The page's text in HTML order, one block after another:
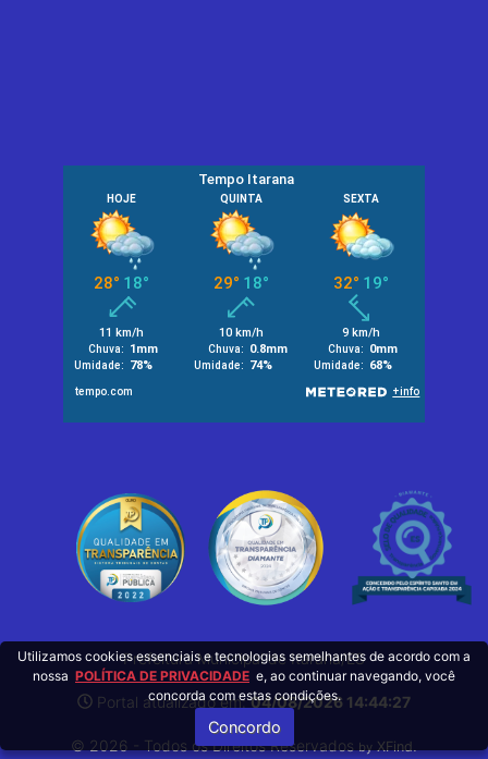
Prefeitura Municipal de Itarana/ES
Portal atualizado em:04/08/2026 14:44:27
© 2026 - Todos os Direitos Reservados by XFind
Utilizamos cookies essenciais e tecnologias semelhantes de acordo com a
nossa POLÍTICA DE PRIVACIDADE e, ao continuar navegando, você
concorda com estas condições.
Concordo